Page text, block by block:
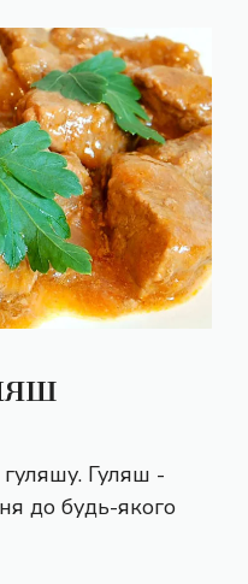
Гуляш -
до будь-якого